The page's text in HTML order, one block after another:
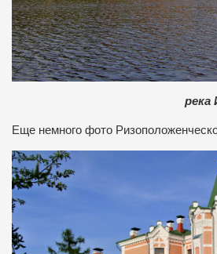
река
Еще немного фото